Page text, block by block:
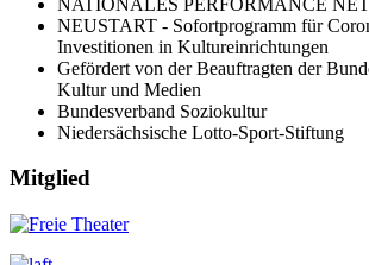
NEUSTART - Sofortprogramm für
Investitionen in Kultureinrichtungen
Gefördert von der Beauftragten der
Kultur und Medien
Bundesverband Soziokultur
Niedersächsische Lotto-Sport-Stiftung
Mitglied